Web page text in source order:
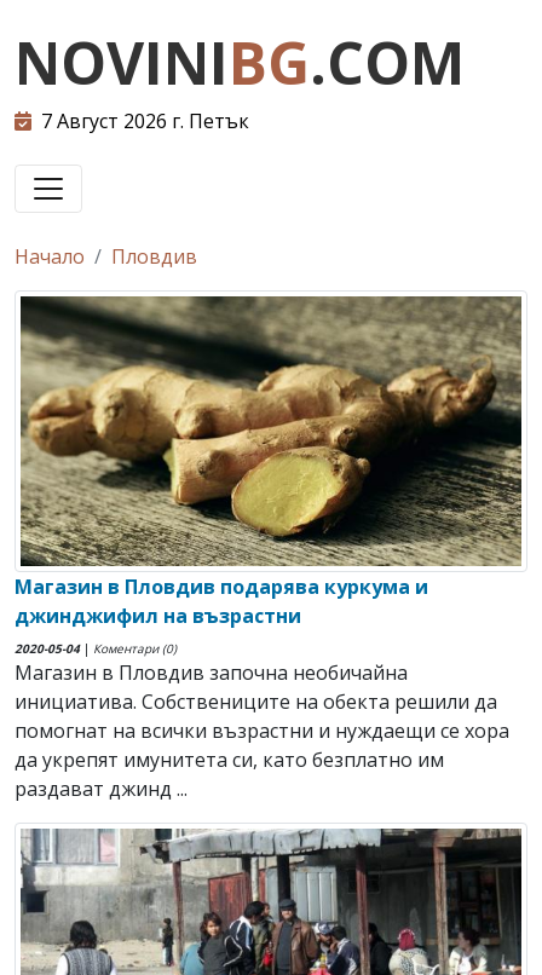
NOVINIBG.COM
7 Август 2026 г. Петък
Начало Пловдив
Магазин в Пловдив подарява куркума и
джинджифил на възрастни
2020-05-04| Коментари (0)
Магазин в Пловдив започна необичайна
инициатива. Собствениците на обекта решили да
помогнат на всички възрастни и нуждаещи се хора
да укрепят имунитета си, като безплатно им
раздават джинд ...